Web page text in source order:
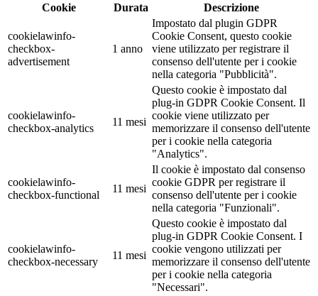
Cookie
Durata Descrizione
cookielawinfo-
checkbox-
advertisement
1 anno
Impostato dal plugin GDPR
Cookie Consent, questo cookie
viene utilizzato per registrare il
consenso dell'utente per i cookie
nella categoria "Pubblicità".
cookielawinfo-
checkbox-analytics
11 mesi
Questo cookie è impostato dal
plug-in GDPR Cookie Consent. Il
cookie viene utilizzato per
memorizzare il consenso dell'utente
per i cookie nella categoria
"Analytics".
cookielawinfo-
checkbox-functional
11 mesi
Il cookie è impostato dal consenso
cookie GDPR per registrare il
consenso dell'utente per i cookie
nella categoria "Funzionali".
cookielawinfo-
checkbox-necessary
11 mesi
Questo cookie è impostato dal
plug-in GDPR Cookie Consent. I
cookie vengono utilizzati per
memorizzare il consenso dell'utente
per i cookie nella categoria
"Necessari".